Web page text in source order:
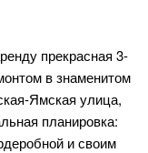
прекрасная 3-
в знаменитом
Ямская улица,
планировка:
и своим